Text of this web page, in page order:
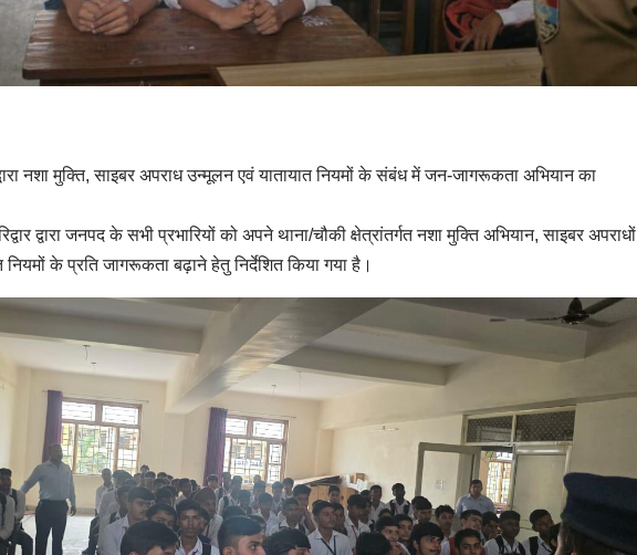
नशा मुक्ति, साइबर अपराध उन्मूलन एवं यातायात नियमों के संबंध में जन-जागरूकता अभियान का
द्वारा जनपद के सभी प्रभारियों को अपने थाना/चौकी क्षेत्रांतर्गत नशा मुक्ति अभियान, साइबर अपराधों
नियमों के प्रति जागरूकता बढ़ाने हेतु निर्देशित किया गया है।